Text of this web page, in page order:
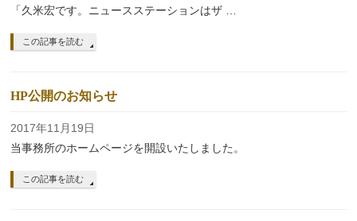
「久米宏です。ニュースステーションはザ …
この記事を読む
HP公開のお知らせ
2017年11月19日
当事務所のホームページを開設いたしました。
この記事を読む